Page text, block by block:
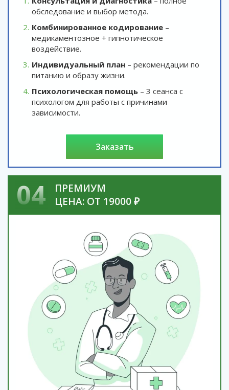
обследование и выбор метода.
Комбинированное кодирование –
медикаментозное + гипнотическое
воздействие.
Индивидуальный план – рекомендации по
питанию и образу жизни.
Психологическая помощь – 3 сеанса с
психологом для работы с причинами
зависимости.
заказать
04
ПРЕМИУМ
ЦЕНА: ОТ 19000 ₽